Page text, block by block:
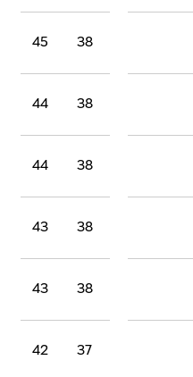
38
45
38
44
38
44
38
43
38
43
37
42